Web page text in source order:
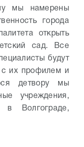
мы намерены
города
открыть
сад. Все
будут
с их профилем и
детвору мы
учреждения,
Волгограде,